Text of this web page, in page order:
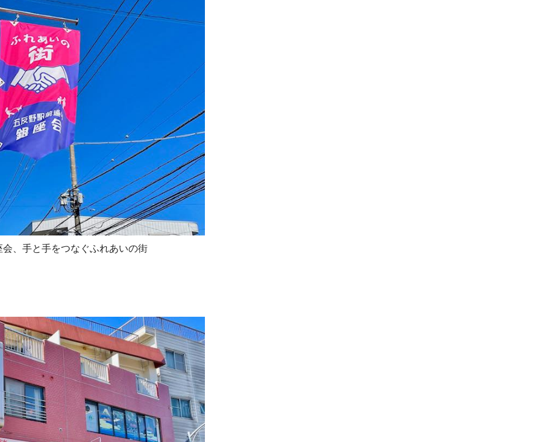
、手と手をつなぐふれあいの街